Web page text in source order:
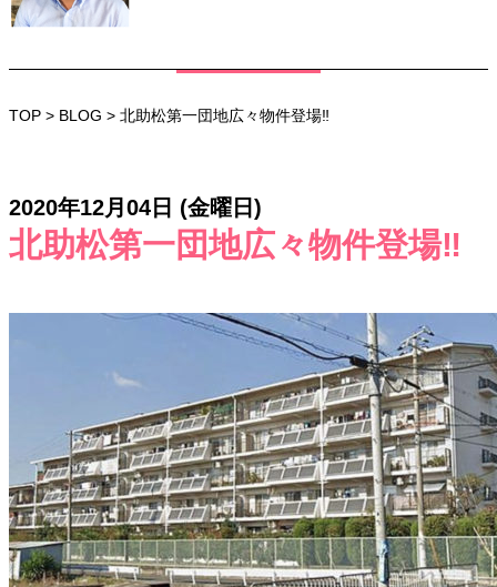
TOP > BLOG > 北助松第一団地広々物件登場‼️
2020年12月04日 (金曜日)
北助松第一団地広々物件登場‼️